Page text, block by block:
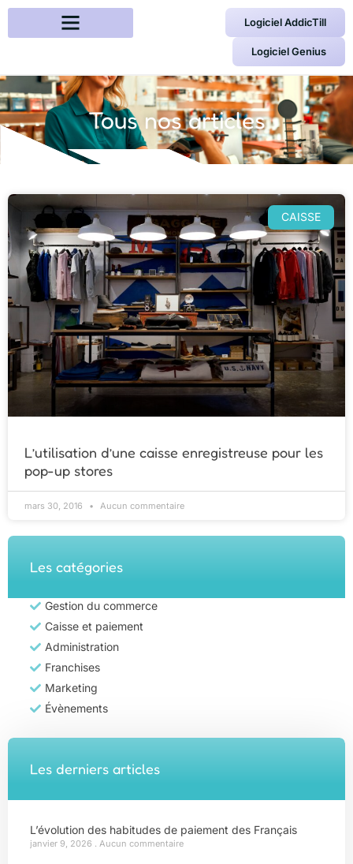
Logiciel AddicTill
Logiciel Genius
Tous nos articles
CAISSE
L’utilisation d’une caisse enregistreuse pour les
pop-up stores
mars 30, 2016 Aucun commentaire
Les catégories
Gestion du commerce
Caisse et paiement
Administration
Franchises
Marketing
Évènements
Les derniers articles
L’évolution des habitudes de paiement des Français
janvier 9, 2026 Aucun commentaire